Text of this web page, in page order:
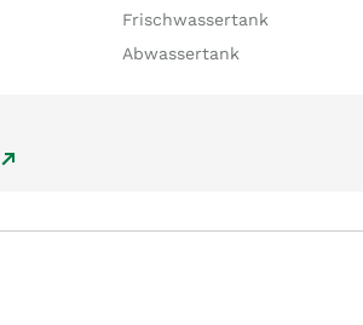
Frischwassertank
Abwassertank